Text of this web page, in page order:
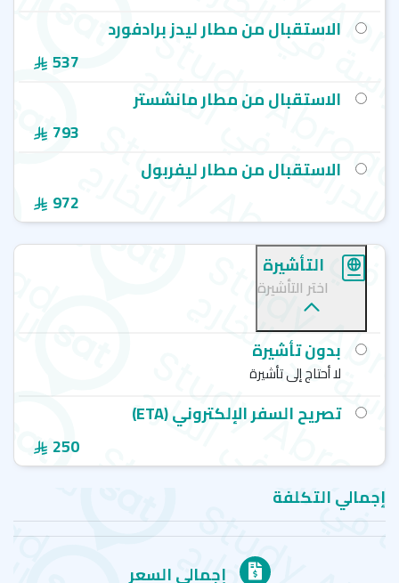
الاستقبال من مطار ليدز برادفورد
537
الاستقبال من مطار مانشستر
793
الاستقبال من مطار ليفربول
972
التأشيرة
اختر التأشيرة
بدون تأشيرة
لا أحتاج إلى تأشيرة
تصريح السفر الإلكتروني (ETA)
250
إجمالي التكلفة
إجمالي السعر